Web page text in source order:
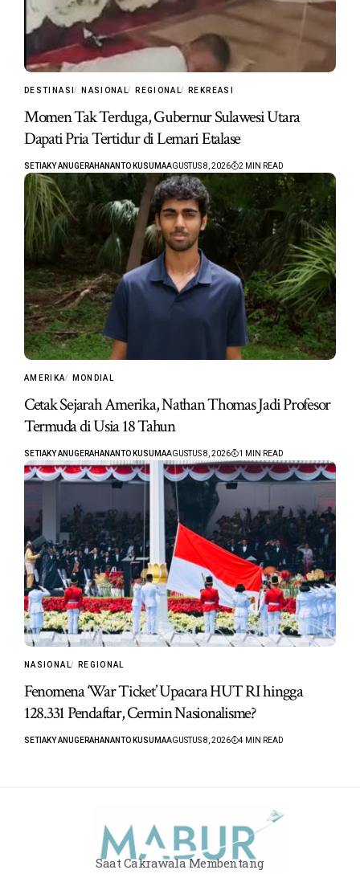
DESTINASI NASIONAL REGIONAL REKREASI
Momen Tak Terduga, Gubernur Sulawesi Utara
Dapati Pria Tertidur di Lemari Etalase
SETIAKY ANUGERAHANANTO KUSUMAAGUSTUS 8, 2026 2 MIN READ
AMERIKA MONDIAL
Cetak Sejarah Amerika, Nathan Thomas Jadi Profesor
Termuda di Usia 18 Tahun
SETIAKY ANUGERAHANANTO KUSUMAAGUSTUS 8, 2026 1 MIN READ
NASIONAL REGIONAL
Fenomena ‘War Ticket’ Upacara HUT RI hingga
128.331 Pendaftar, Cermin Nasionalisme?
SETIAKY ANUGERAHANANTO KUSUMAAGUSTUS 8, 2026 4 MIN READ
Saat Cakrawala Membentang